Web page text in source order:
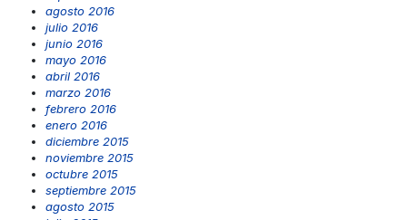
agosto 2016
julio 2016
junio 2016
mayo 2016
abril 2016
marzo 2016
febrero 2016
enero 2016
diciembre 2015
noviembre 2015
octubre 2015
septiembre 2015
agosto 2015